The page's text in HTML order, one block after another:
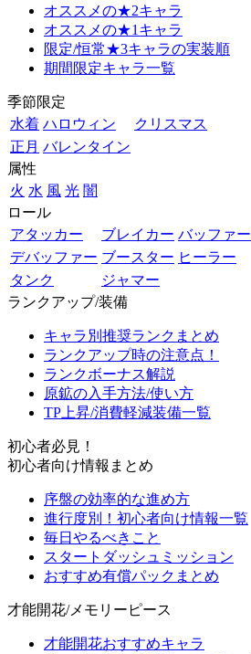
オススメの★2キャラ
オススメの★1キャラ
限定/恒常★3キャラの実装順
期間限定キャラ一覧
季節限定
水着 ハロウィン
クリスマス
正月 バレンタイン
属性
火 水 風 光 闇
ロール
アタッカー
ブレイカー バッファー
デバッファー ブースター ヒーラー
タンク
ジャマー
ランクアップ/装備
キャラ別推奨ランクまとめ
ランクアップ時の注意点！
ランクボーナス解説
原鉱の入手方法/使い方
TP上昇/消費軽減装備一覧
初心者必見！
初心者向け情報まとめ
序盤の効率的な進め方
進行度別！初心者向け情報一覧
毎日やるべきこと
スタートダッシュミッション
おすすめ有償パックまとめ
才能開花/メモリーピース
才能開花おすすめキャラ